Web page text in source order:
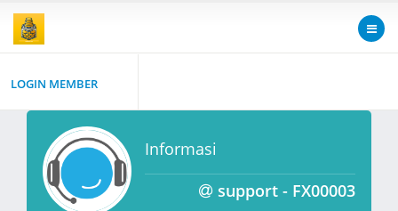
LOGIN MEMBER
Informasi
support - FX00003